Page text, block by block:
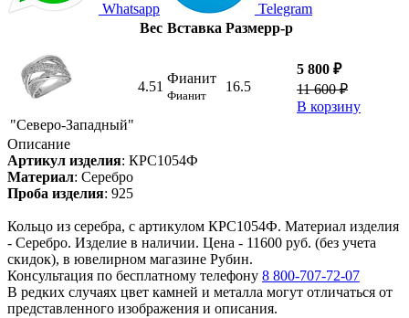
Whatsapp
Telegram
Вес Вставка Размерр-р
"Северо-Западный"
4.51
Фианит
Фианит
16.5
5 800 ₽
11 600 ₽
В корзину
Описание
Артикул изделия: КРС1054Ф
Материал: Серебро
Проба изделия: 925
Кольцо из серебра, с артикулом КРС1054Ф. Материал изделия
- Серебро. Изделие в наличии. Цена - 11600 руб. (без учета
скидок), в ювелирном магазине Рубин.
Консультация по бесплатному телефону 8 800-707-72-07
В редких случаях цвет камней и металла могут отличаться от
представленного изображения и описания.